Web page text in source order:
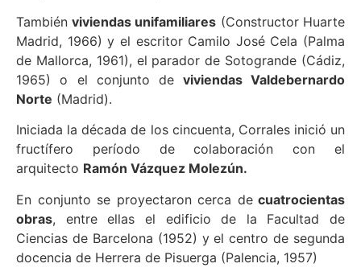
También viviendas unifamiliares (Constructor Huarte
Madrid, 1966) y el escritor Camilo José Cela (Palma
de Mallorca, 1961), el parador de Sotogrande (Cádiz,
1965) o el conjunto de viviendas Valdebernardo
Norte (Madrid).
Iniciada la década de los cincuenta, Corrales inició un
fructífero período de colaboración con el
arquitecto Ramón Vázquez Molezún.
En conjunto se proyectaron cerca decuatrocientas
obras, entre ellas el edificio de la Facultad de
Ciencias de Barcelona (1952) y el centro de segunda
docencia de Herrera de Pisuerga (Palencia, 1957)